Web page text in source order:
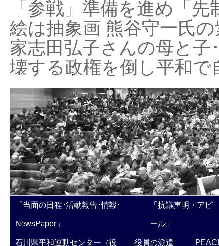
「参戦」準備を進め「
絵は抽象画 熊谷守一氏
家志田弘子さんの母と子
壊する政権を倒し平和
「当面の日程･活動報告･情報･
NewsPaper」
「抗議声明・アピ
ール」
石川県平和運動センター（役 役員の派遣